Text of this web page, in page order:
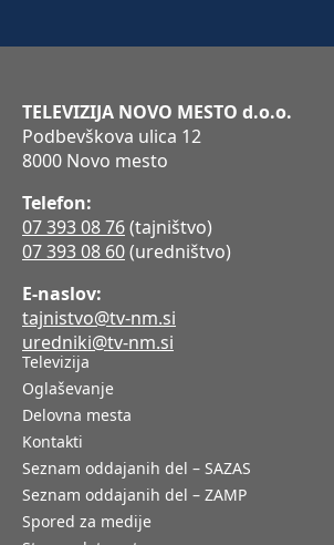
TELEVIZIJA NOVO MESTO d.o.o.
Podbevškova ulica 12
8000 Novo mesto
Telefon:
07 393 08 76(tajništvo)
07 393 08 60(uredništvo)
E-naslov:
tajnistvo@tv-nm.si
uredniki@tv-nm.si
Televizija
Oglaševanje
Delovna mesta
Kontakti
Seznam oddajanih del – SAZAS
Seznam oddajanih del – ZAMP
Spored za medije